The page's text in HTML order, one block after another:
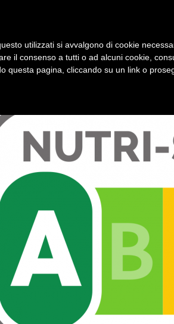
ORGANIZZAZIONE SERVIZI
utilizzati si avvalgono di cookie
il consenso a tutti o ad alcuni cookie,
questa pagina, cliccando su un link o